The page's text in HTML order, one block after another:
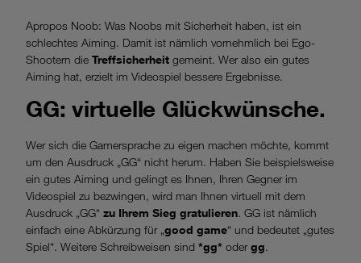
Apropos Noob: Was Noobs mit Sicherheit haben, ist ein
schlechtes Aiming. Damit ist nämlich vornehmlich bei Ego-
Shootern die Treffsicherheit gemeint. Wer also ein gutes
Aiming hat, erzielt im Videospiel bessere Ergebnisse.
GG: virtuelle Glückwünsche.
Wer sich die Gamersprache zu eigen machen möchte, kommt
um den Ausdruck „GG“ nicht herum. Haben Sie beispielsweise
ein gutes Aiming und gelingt es Ihnen, Ihren Gegner im
Videospiel zu bezwingen, wird man Ihnen virtuell mit dem
Ausdruck „GG“ zu Ihrem Sieg gratulieren. GG ist nämlich
einfach eine Abkürzung für „good game“ und bedeutet „gutes
Spiel“. Weitere Schreibweisen sind *gg* odergg.